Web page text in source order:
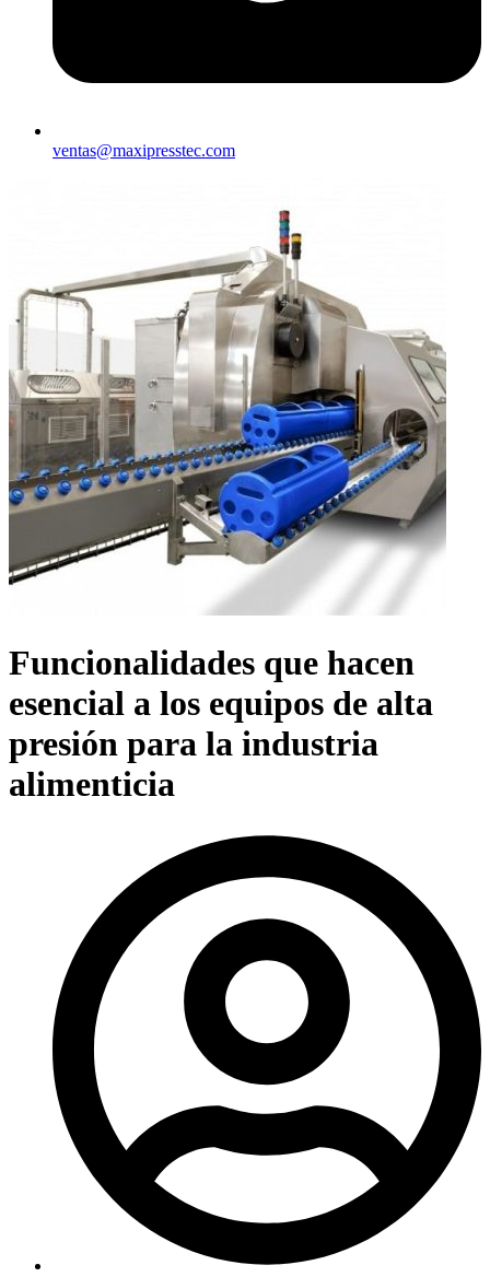
ventas@maxipresstec.com
Funcionalidades que hacen
esencial a los equipos de alta
presión para la industria
alimenticia